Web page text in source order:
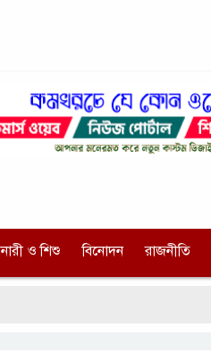
নারী ও শিশু বিনোদন রাজনীতি